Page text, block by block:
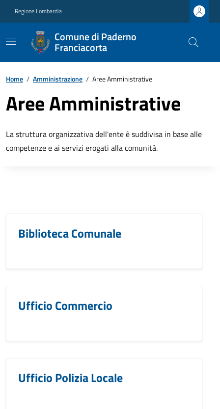
Regione Lombardia
Comune di Paderno
Franciacorta
Home / Amministrazione / Aree Amministrative
Aree Amministrative
La struttura organizzativa dell'ente è suddivisa in base alle
competenze e ai servizi erogati alla comunità.
Biblioteca Comunale
Ufficio Commercio
Ufficio Polizia Locale